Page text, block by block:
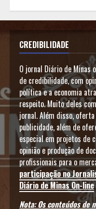
CREDIBILIDADE
O jornal Diário de Minas
de credibilidade, com
política e a economia
respeito. Muito deles
jornal. Além disso,
publicidade, além de
especial em projetos de
opinião e produção de
profissionais para o
participação no
Diário de Minas On-line
Nota: Os conteúdos de